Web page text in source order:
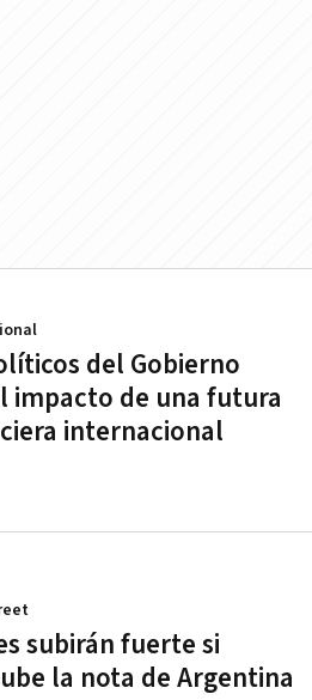
del Gobierno
impacto de una futura
internacional
subirán fuerte si
la nota de Argentina